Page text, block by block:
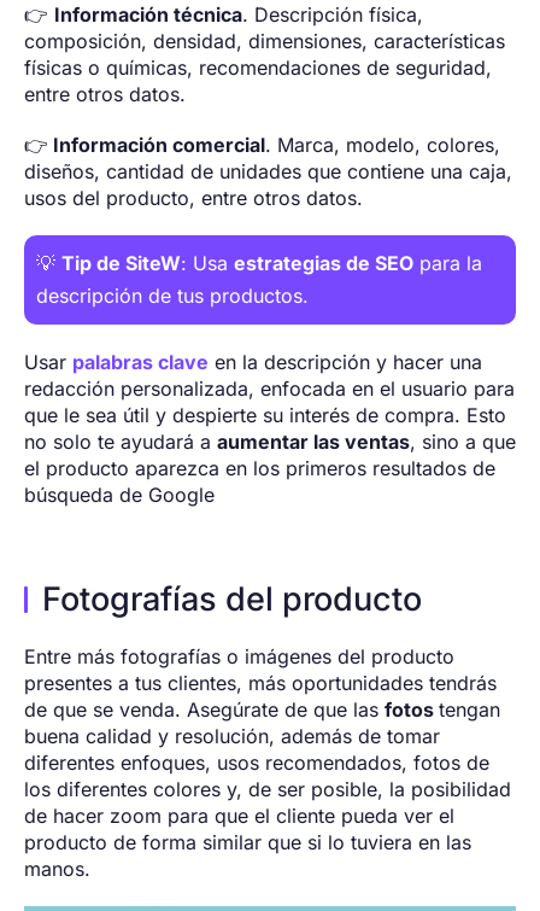
👉 Información técnica. Descripción física,
composición, densidad, dimensiones, características
físicas o químicas, recomendaciones de seguridad,
entre otros datos.
👉 Información comercial. Marca, modelo, colores,
diseños, cantidad de unidades que contiene una caja,
usos del producto, entre otros datos.
💡 Tip de SiteW: Usa estrategias de SEO para la
descripción de tus productos.
Usar palabras clave en la descripción y hacer una
redacción personalizada, enfocada en el usuario para
que le sea útil y despierte su interés de compra. Esto
no solo te ayudará a aumentar las ventas, sino a que
el producto aparezca en los primeros resultados de
búsqueda de Google
Fotografías del producto
Entre más fotografías o imágenes del producto
presentes a tus clientes, más oportunidades tendrás
de que se venda. Asegúrate de que las fotos tengan
buena calidad y resolución, además de tomar
diferentes enfoques, usos recomendados, fotos de
los diferentes colores y, de ser posible, la posibilidad
de hacer zoom para que el cliente pueda ver el
producto de forma similar que si lo tuviera en las
manos.